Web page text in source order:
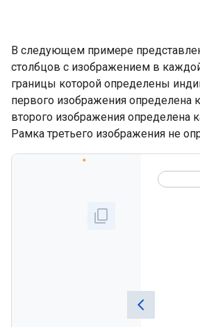
В следующем примере
столбцов с изображением в
границы которой определены
первого изображения определена
второго изображения определена
Рамка третьего изображения не